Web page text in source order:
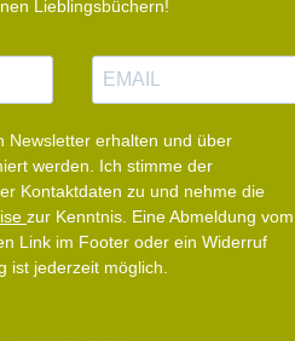
Lieblingsbüchern!
M
i
Newsletter erhalten und über
werden.
Ich stimme der
Kontaktdaten zu und nehme die
zur Kenntnis. Eine Abmeldung vom
Link im Footer oder ein Widerruf
ist jederzeit möglich.